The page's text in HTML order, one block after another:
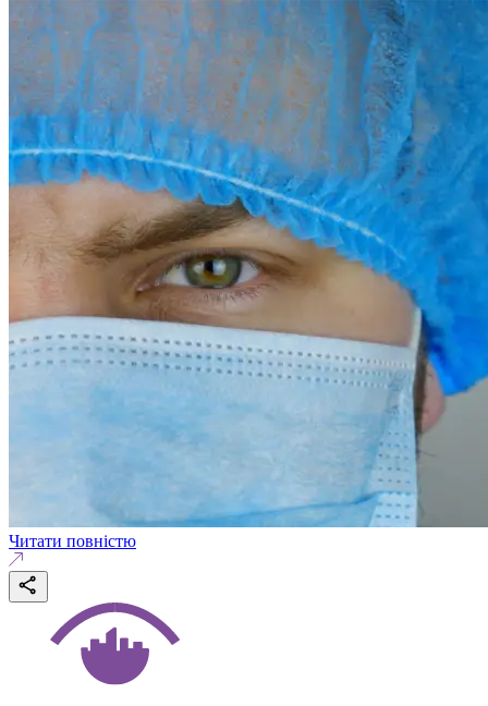
Читати повністю